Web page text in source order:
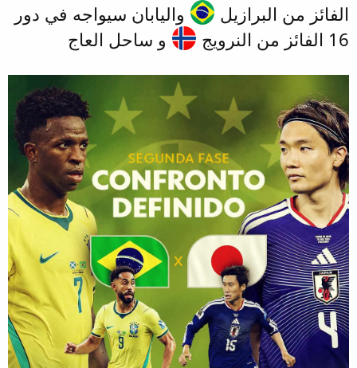
الفائز من البرازيل
واليابان سيواجه في دور
16 الفائز من النرويج
و ساحل العاج